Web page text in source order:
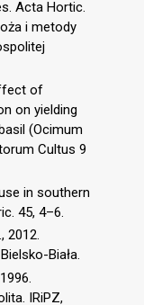
Acta Hortic.
i metody
of
on yielding
(Ocimum
Cultus 9
in southern
45, 4–6.
2012.
Biała.
IRiPZ,